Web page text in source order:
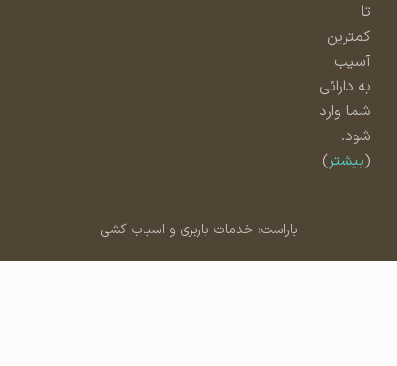
کمترین
آسیب
به دارائی
شما وارد
شود.
بیشتر)
باراست: خدمات باربری و اسباب کشی